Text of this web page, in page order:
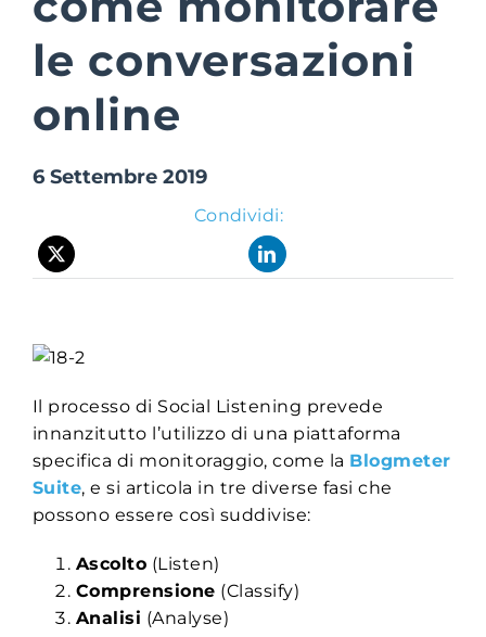
Suite Login
le conversazioni
online
6 Settembre 2019
Condividi:
Il processo di Social Listening prevede
innanzitutto l’utilizzo di una piattaforma
specifica di monitoraggio, come la Blogmeter
Suite, e si articola in tre diverse fasi che
possono essere così suddivise:
Ascolto (Listen)
Comprensione (Classify)
Analisi (Analyse)